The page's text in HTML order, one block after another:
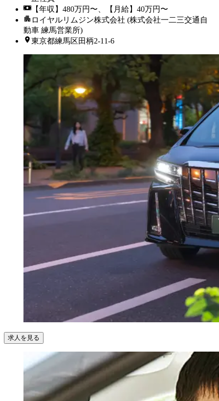
【年収】480万円〜、【月給】40万円〜
ロイヤルリムジン株式会社 (株式会社一二三交通自
動車 練馬営業所)
東京都練馬区田柄2-11-6
求人を見る